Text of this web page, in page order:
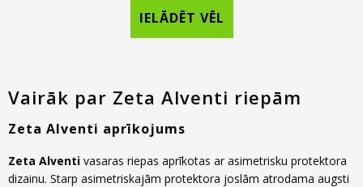
IELĀDĒT VĒL
Vairāk par Zeta Alventi riepām
Zeta Alventi aprīkojums
Zeta Alventi vasaras riepas aprīkotas ar asimetrisku protektora
dizainu. Starp asimetriskajām protektora joslām atrodama augsti